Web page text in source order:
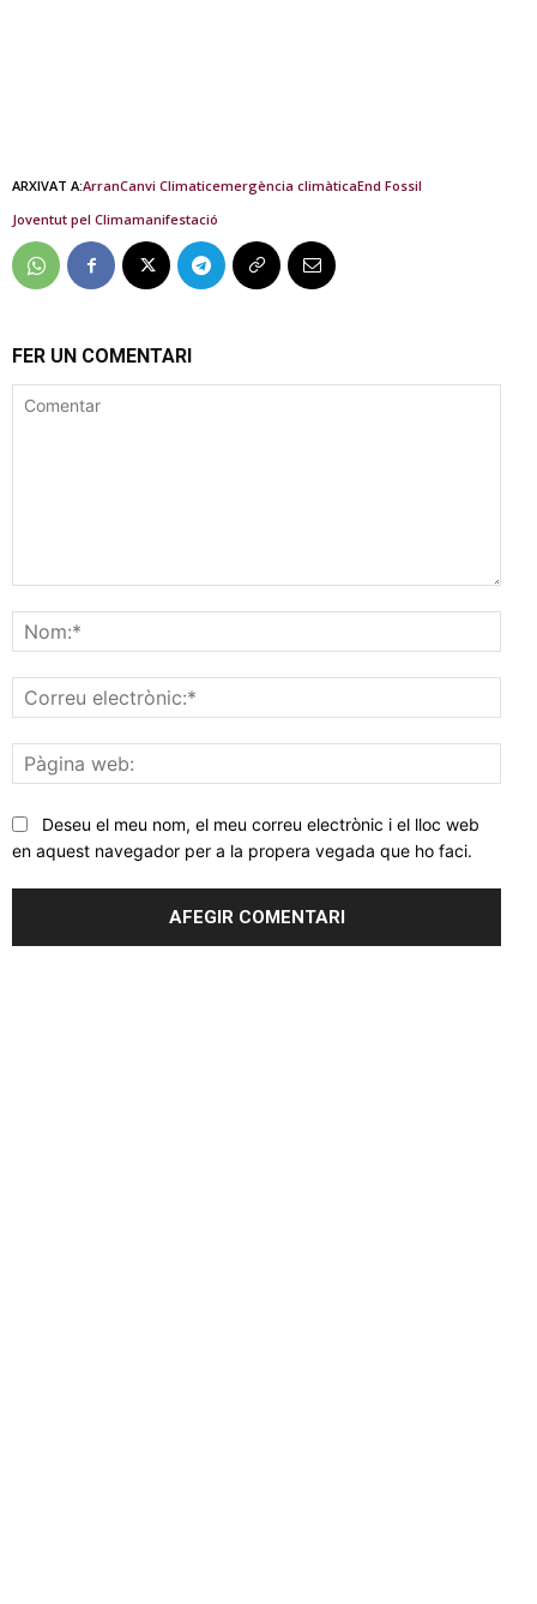
ARXIVAT A:ArranCanvi Climaticemergència climàticaEnd Fossil
Joventut pel Climamanifestació
FER UN COMENTARI
web:
Deseu el meu nom, el meu correu electrònic i el lloc web
en aquest navegador per a la propera vegada que ho faci.